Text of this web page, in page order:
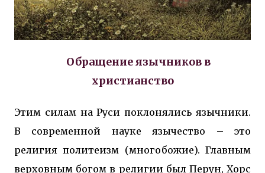
Обращение язычников в
христианство
Этим силам на Руси поклонялись язычники.
В современной науке язычество – это
религия политеизм (многобожие). Главным
верховным богом в религии был Перун, Хорс